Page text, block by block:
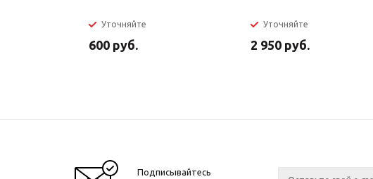
Уточняйте
600 руб.
Уточняйте
2 950 руб.
Подписывайтесь